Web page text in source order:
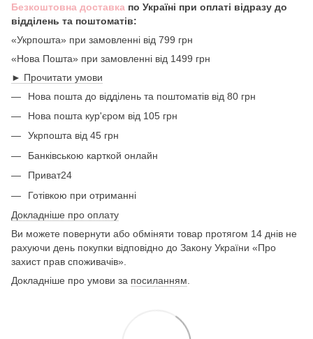
Безкоштовна доставка по Україні при оплаті відразу до
відділень та поштоматів:
«Укрпошта» при замовленні від 799 грн
«Нова Пошта» при замовленні від 1499 грн
► Прочитати умови
Нова пошта до відділень та поштоматів від 80 грн
Нова пошта кур'єром від 105 грн
Укрпошта від 45 грн
Банківською карткой онлайн
Приват24
Готівкою при отриманні
Докладніше про оплату
Ви можете повернути або обміняти товар протягом 14 днів не
рахуючи день покупки відповідно до Закону України «Про
захист прав споживачів».
Докладніше про умови за посиланням